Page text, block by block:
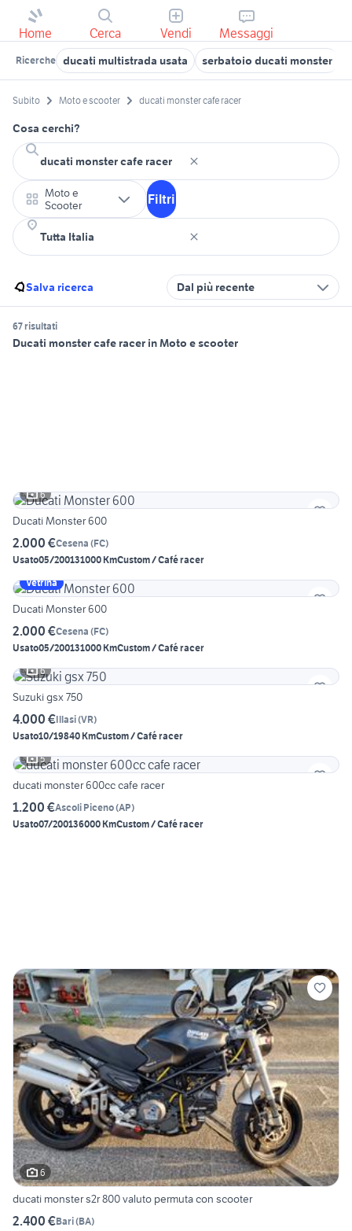
Home Cerca Vendi Messaggi
Ricerche ducati multistrada usata serbatoio ducati monster
Subito Moto e scooter ducati monster cafe racer
Cosa cerchi?
Moto e
Scooter
Filtri
Salva ricerca Dal più recente
67 risultati
Ducati monster cafe racer in Moto e scooter
6
Ducati Monster 600
2.000 €Cesena (FC)
Usato05/200131000 KmCustom / Café racer
Vetrina
Ducati Monster 600
2.000 €Cesena (FC)
Usato05/200131000 KmCustom / Café racer
6
Suzuki gsx 750
4.000 €Illasi(VR)
Usato10/19840 KmCustom / Café racer
5
ducati monster 600cc cafe racer
1.200 €Ascoli Piceno(AP)
Usato07/200136000 KmCustom / Café racer
6
ducati monster s2r 800 valuto permuta con scooter
2.400 €Bari(BA)